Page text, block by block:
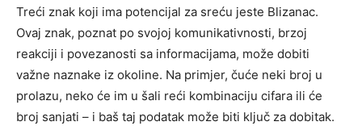
Treći znak koji ima potencijal za sreću jeste Blizanac.
Ovaj znak, poznat po svojoj komunikativnosti, brzoj
reakciji i povezanosti sa informacijama, može dobiti
važne naznake iz okoline. Na primjer, čuće neki broj u
prolazu, neko će im u šali reći kombinaciju cifara ili će
broj sanjati – i baš taj podatak može biti ključ za dobitak.